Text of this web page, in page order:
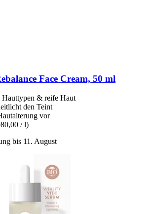
Face Cream, 50 ml
Hauttypen & reife Haut
den Teint
vor
/ l)
bis 11. August